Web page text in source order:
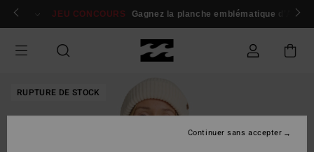
Passer
Se connecter / s'inscrire
JEU CONCOURS Gagnez la planche emblématique d'Andy
RUPTURE DE STOCK
Continuer sans accepter